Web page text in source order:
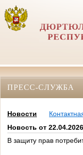
ПРЕСС-СЛУЖБА
Новости
Новость от 22.04.2026
В защиту прав